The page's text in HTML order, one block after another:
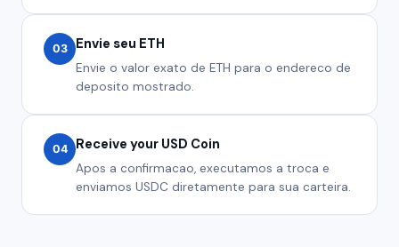
03 Envie seu ETH
Envie o valor exato de ETH para o endereco de
deposito mostrado.
04 Receive your USD Coin
Apos a confirmacao, executamos a troca e
enviamos USDC diretamente para sua carteira.